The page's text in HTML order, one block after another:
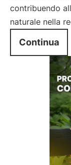
contribuendo
naturale nella
Continua